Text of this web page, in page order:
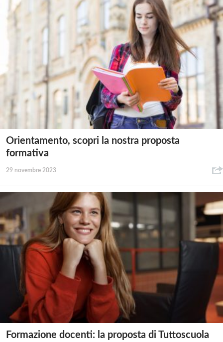
Orientamento, scopri la nostra proposta
formativa
29 novembre 2023
Formazione docenti: la proposta di Tuttoscuola